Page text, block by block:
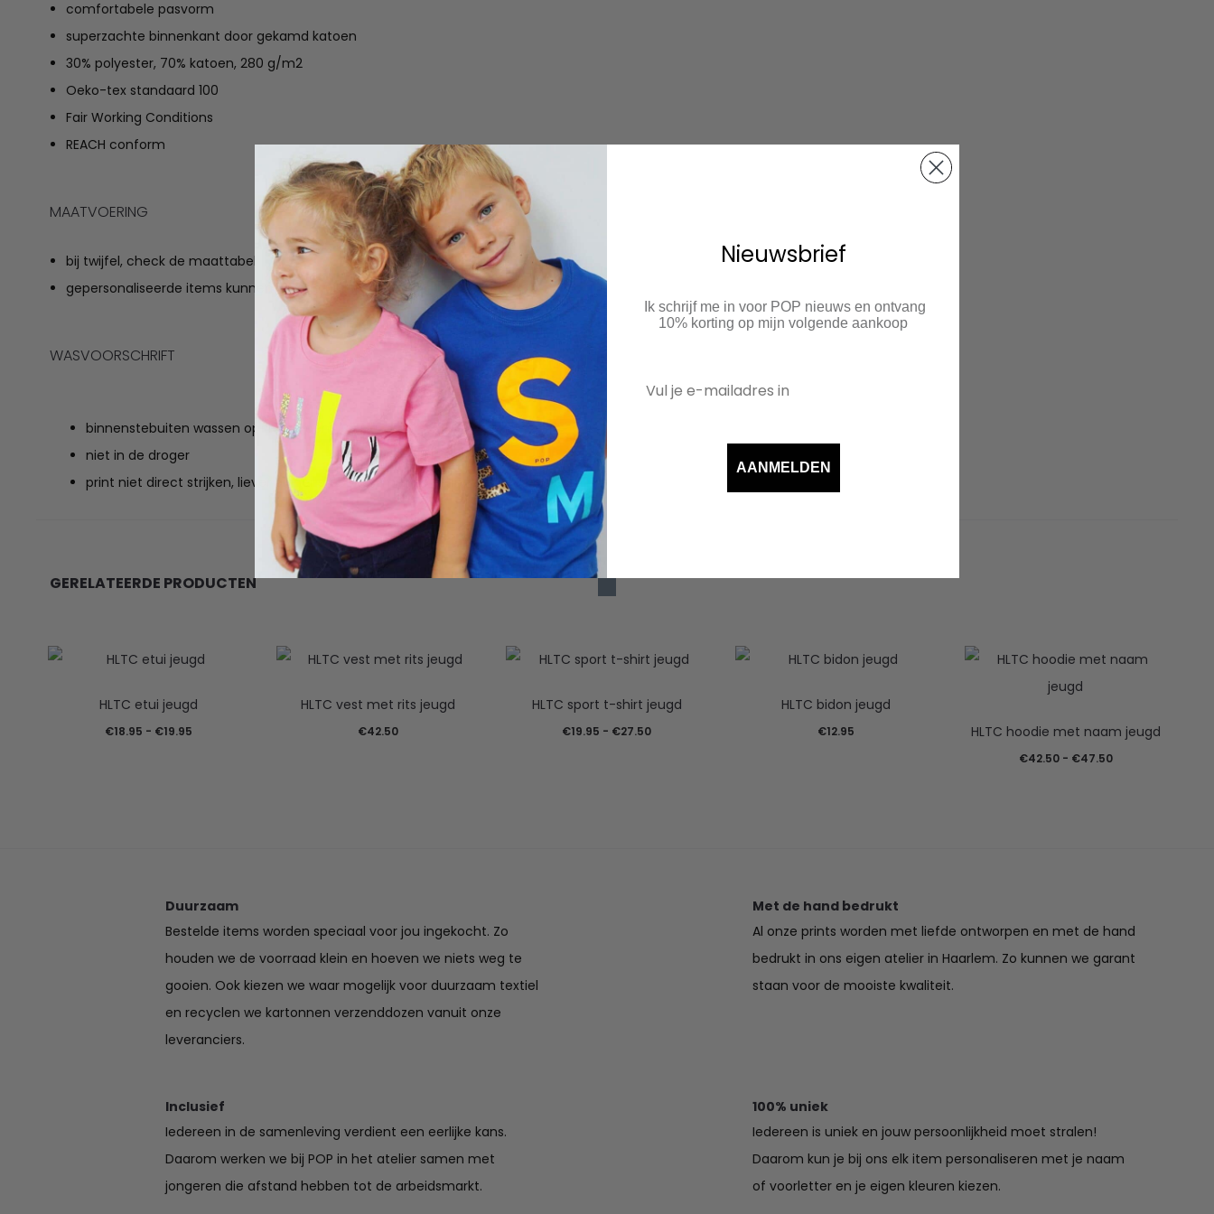
comfortabele pasvorm
superzachte binnenkant door gekamd katoen
30% polyester, 70% katoen, 280 g/m2
Oeko-tex standaard 100
Fair Working Conditions
REACH conform
MAATVOERING
bij twijfel, check de maattabel
gepersonaliseerde items kunnen niet geruild worden
WASVOORSCHRIFT
binnenstebuiten wassen op 40 graden
niet in de droger
print niet direct strijken, liever binnenstebuiten met een theedoek eroverheen
GERELATEERDE PRODUCTEN
HLTC etui jeugd
€18.95 - €19.95Prijsklasse:
HLTC vest met rits jeugd
€42.50
HLTC sport t-shirt jeugd
€19.95 - €27.50Prijsklasse:
HLTC bidon jeugd
€12.95 HLTC hoodie met naam jeugd
€42.50 - €47.50Prijsklasse:
Duurzaam
Bestelde items worden speciaal voor jou ingekocht. Zo
houden we de voorraad klein en hoeven we niets weg te
gooien. Ook kiezen we waar mogelijk voor duurzaam textiel
en recyclen we kartonnen verzenddozen vanuit onze
leveranciers.
Met de hand bedrukt
Al onze prints worden met liefde ontworpen en met de hand
bedrukt in ons eigen atelier in Haarlem. Zo kunnen we garant
staan voor de mooiste kwaliteit.
Inclusief
Iedereen in de samenleving verdient een eerlijke kans.
Daarom werken we bij POP in het atelier samen met
jongeren die afstand hebben tot de arbeidsmarkt.
100% uniek
Iedereen is uniek en jouw persoonlijkheid moet stralen!
Daarom kun je bij ons elk item personaliseren met je naam
of voorletter en je eigen kleuren kiezen.
Nieuwsbrief
Ik schrijf me in voor POP nieuws en ontvang
10% korting op mijn volgende aankoop
AANMELDEN